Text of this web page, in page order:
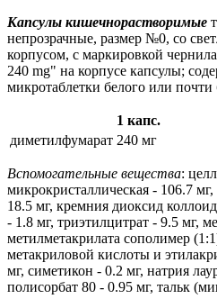
Капсулы кишечнорастворимые
непрозрачные, размер №0, со
корпусом, с маркировкой
240 mg" на корпусе капсулы;
микротаблетки белого или почти
1 капс.
диметилфумарат 240 мг
Вспомогательные вещества:
микрокристаллическая - 106.7
18.5 мг, кремния диоксид
- 1.8 мг, триэтилцитрат - 9.5 мг,
метилметакрилата сополимер
метакриловой кислоты и
мг, симетикон - 0.2 мг, натрия
полисорбат 80 - 0.95 мг, тальк